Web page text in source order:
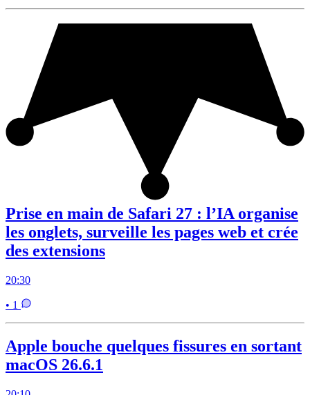
Prise en main de Safari 27 : l’IA organise
les onglets, surveille les pages web et crée
des extensions
20:30
• 1
Apple bouche quelques fissures en sortant
macOS 26.6.1